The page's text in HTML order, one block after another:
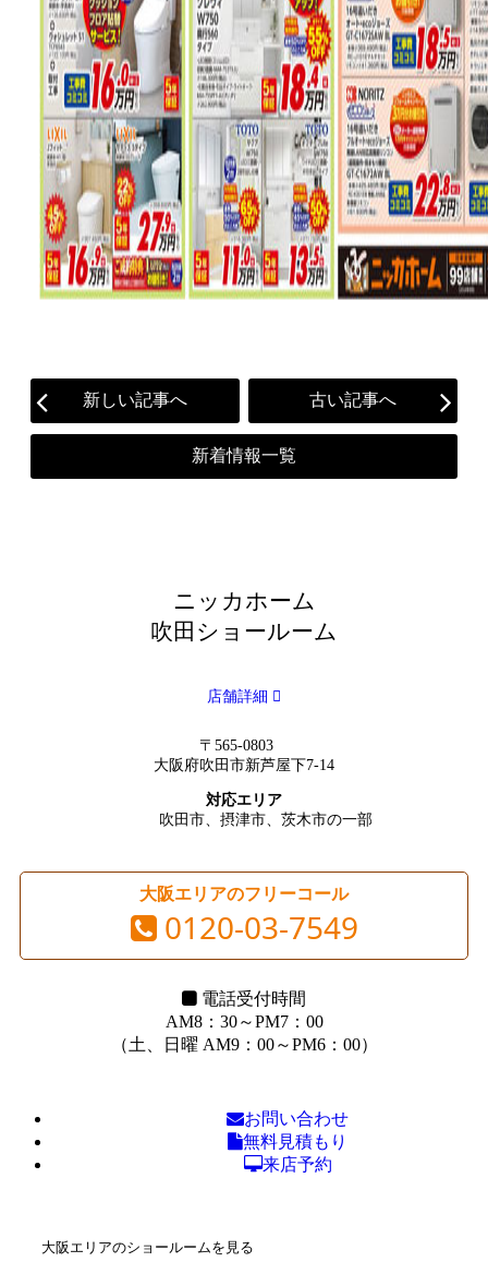
新しい記事へ 古い記事へ
新着情報一覧
ニッカホーム
吹田ショールーム
店舗詳細
〒565-0803
大阪府吹田市新芦屋下7-14
対応エリア
吹田市、摂津市、茨木市の一部
大阪エリアのフリーコール
0120-03-7549
電話受付時間
AM8：30～PM7：00
（土、日曜 AM9：00～PM6：00）
お問い合わせ
無料見積もり
来店予約
大阪エリアのショールームを見る